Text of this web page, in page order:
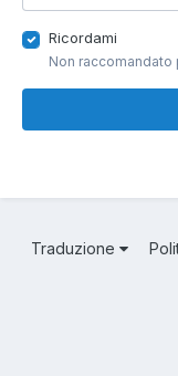
Ricordami
Non
Traduzione